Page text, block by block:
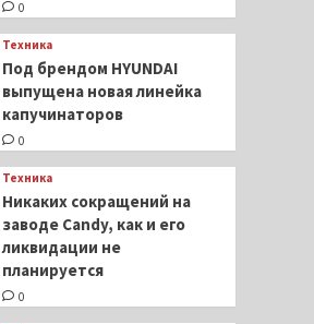
0
Техника
Под брендом HYUNDAI
выпущена новая линейка
капучинаторов
0
Техника
Никаких сокращений на
заводе Candy, как и его
ликвидации не
планируется
0